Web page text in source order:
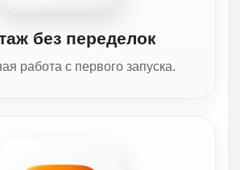
без переделок
работа с первого запуска.